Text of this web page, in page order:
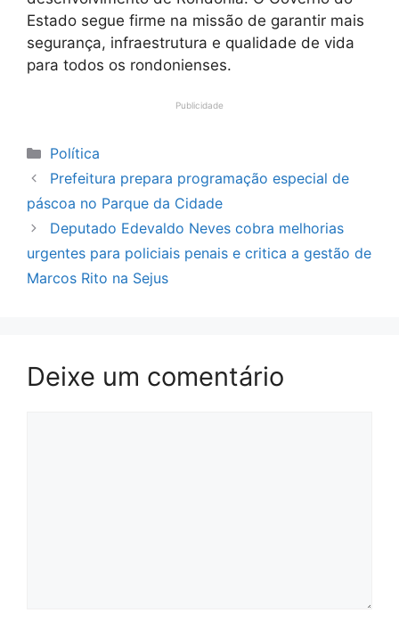
Estado segue firme na missão de garantir mais
segurança, infraestrutura e qualidade de vida
para todos os rondonienses.
Publicidade
Categorias
Política
Prefeitura prepara programação especial de
páscoa no Parque da Cidade
Deputado Edevaldo Neves cobra melhorias
urgentes para policiais penais e critica a gestão de
Marcos Rito na Sejus
Deixe um comentário